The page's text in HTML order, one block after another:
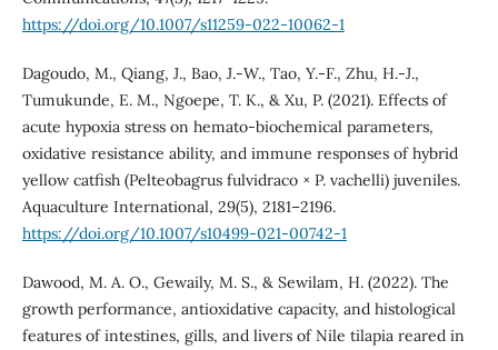
https://doi.org/10.1007/s11259-022-10062-1
Dagoudo, M., Qiang, J., Bao, J.-W., Tao, Y.-F., Zhu, H.-J.,
Tumukunde, E. M., Ngoepe, T. K., & Xu, P. (2021). Effects of
acute hypoxia stress on hemato-biochemical parameters,
oxidative resistance ability, and immune responses of hybrid
yellow catfish (Pelteobagrus fulvidraco × P. vachelli) juveniles.
Aquaculture International, 29(5), 2181–2196.
https://doi.org/10.1007/s10499-021-00742-1
Dawood, M. A. O., Gewaily, M. S., & Sewilam, H. (2022). The
growth performance, antioxidative capacity, and histological
features of intestines, gills, and livers of Nile tilapia reared in